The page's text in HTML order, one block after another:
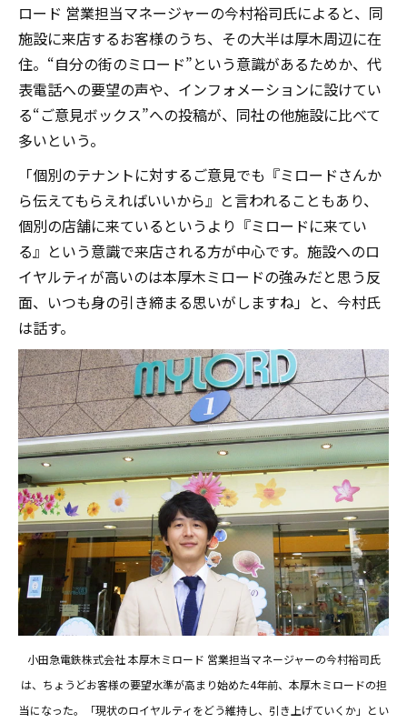
ロード 営業担当マネージャーの今村裕司氏によると、同
施設に来店するお客様のうち、その大半は厚木周辺に在
住。“自分の街のミロード”という意識があるためか、代
表電話への要望の声や、インフォメーションに設けてい
る“ご意見ボックス”への投稿が、同社の他施設に比べて
多いという。
「個別のテナントに対するご意見でも『ミロードさんか
ら伝えてもらえればいいから』と言われることもあり、
個別の店舗に来ているというより『ミロードに来てい
る』という意識で来店される方が中心です。施設へのロ
イヤルティが高いのは本厚木ミロードの強みだと思う反
面、いつも身の引き締まる思いがしますね」と、今村氏
は話す。
小田急電鉄株式会社 本厚木ミロード 営業担当マネージャーの今村裕司氏
は、ちょうどお客様の要望水準が高まり始めた4年前、本厚木ミロードの担
当になった。「現状のロイヤルティをどう維持し、引き上げていくか」とい